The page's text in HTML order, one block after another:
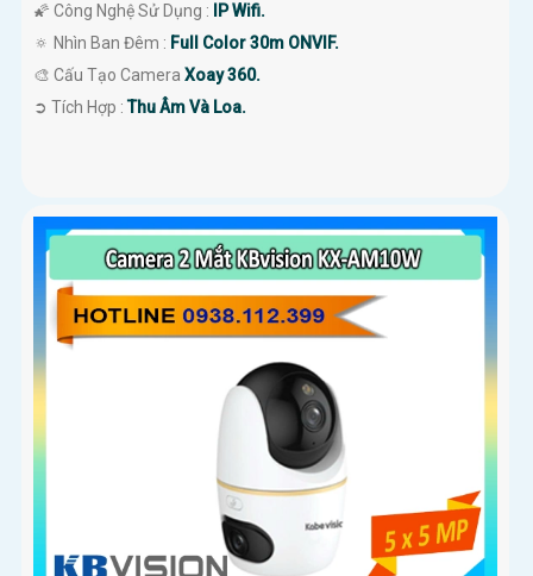
🌠 Công Nghệ Sử Dụng :
IP Wifi.
🔅 Nhìn Ban Đêm : Full Color 30m ONVIF.
🎨 Cấu Tạo Camera Xoay 360.
️➲ Tích Hợp :Thu Âm Và Loa.